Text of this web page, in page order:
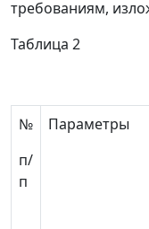
требованиям,
Таблица 2
№
п/
п
Параметры